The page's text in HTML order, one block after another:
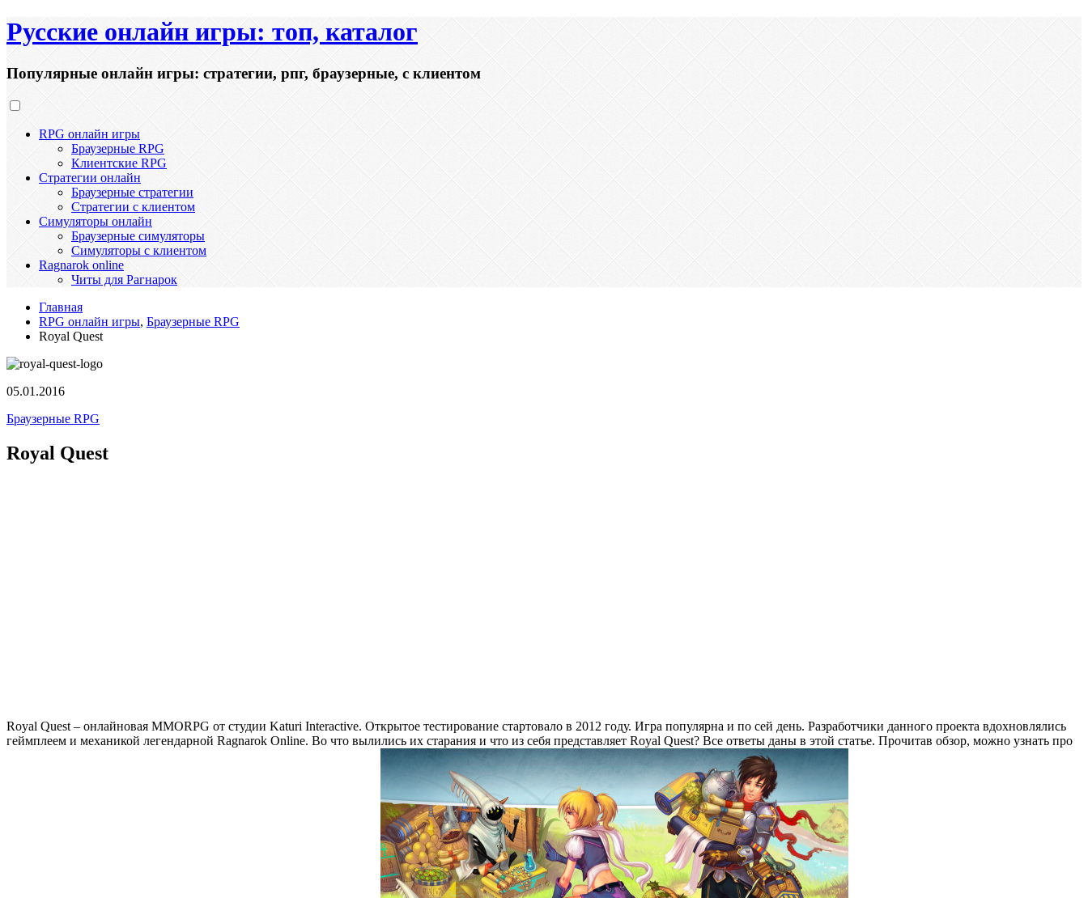
Русские онлайн игры: топ, каталог
Популярные онлайн игры: стратегии, рпг, браузерные, с клиентом
RPG онлайн игры
Браузерные RPG
Клиентские RPG
Стратегии онлайн
Браузерные стратегии
Стратегии с клиентом
Симуляторы онлайн
Браузерные симуляторы
Симуляторы с клиентом
Ragnarok online
Читы для Рагнарок
Главная
RPG онлайн игры, Браузерные RPG
Royal Quest
05.01.2016
Браузерные RPG
Royal Quest
Royal Quest – онлайновая MMORPG от студии Katuri Interactive. Открытое тестирование стартовало в 2012 году. Игра популярна и по сей день. Разработчики данного проекта вдохновлялись
геймплеем и механикой легендарной Ragnarok Online. Во что вылились их старания и что из себя представляет Royal Quest? Все ответы даны в этой статье. Прочитав обзор, можно узнать про